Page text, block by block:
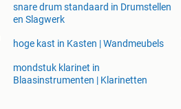
snare drum standaard in Drumstellen
en Slagwerk
hoge kast in Kasten | Wandmeubels
mondstuk klarinet in
Blaasinstrumenten | Klarinetten